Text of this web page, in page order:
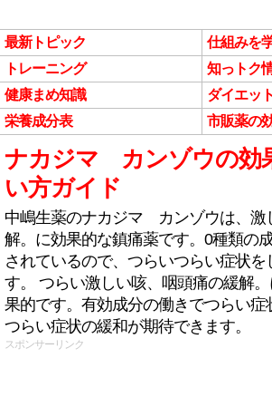
最新トピック
仕組みを
トレーニング
知っトク
健康まめ知識
ダイエット
栄養成分表
市販薬の
ナカジマ カンゾウの効
い方ガイド
中嶋生薬のナカジマ カンゾウは、激
解。に効果的な鎮痛薬です。0種類の
されているので、つらいつらい症状を
す。 つらい激しい咳、咽頭痛の緩解
果的です。有効成分の働きでつらい症
つらい症状の緩和が期待できます。
スポンサーリンク